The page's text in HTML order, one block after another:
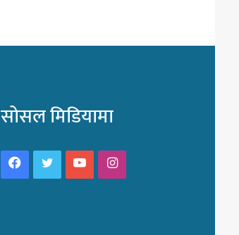
सोसल मिडियामा
FacebookTwitterYouTubeInstagram